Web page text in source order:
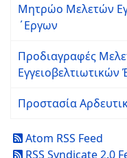
Μητρώο Μελετών
΄Εργων
Προδιαγραφές
Εγγειοβελτιωτικών
Προστασία
Atom RSS Feed
RSS Syndicate 2.0